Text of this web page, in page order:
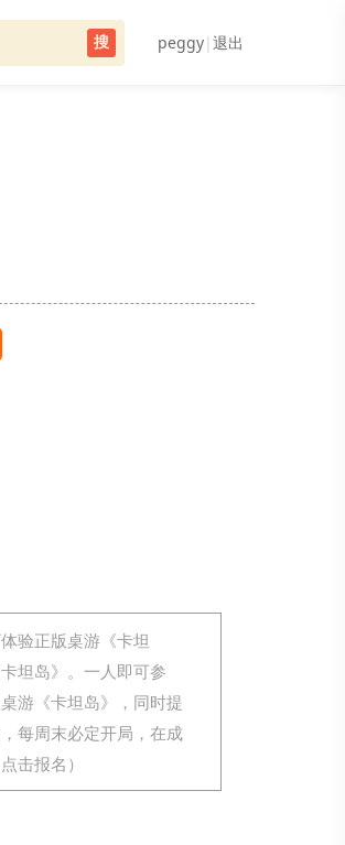
搜 peggy| 退出
验正版桌游《卡坦
坦岛》。一人即可参
游《卡坦岛》，同时提
每周末必定开局，在成
击报名）